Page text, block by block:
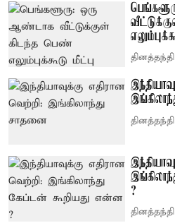
தினத்தந்தி
தினத்தந்தி
?
தினத்தந்தி